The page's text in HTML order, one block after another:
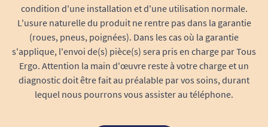
condition d'une installation et d'une utilisation normale.
L'usure naturelle du produit ne rentre pas dans la garantie
(roues, pneus, poignées). Dans les cas où la garantie
s'applique, l'envoi de(s) pièce(s) sera pris en charge par Tous
Ergo. Attention la main d'œuvre reste à votre charge et un
diagnostic doit être fait au préalable par vos soins, durant
lequel nous pourrons vous assister au téléphone.